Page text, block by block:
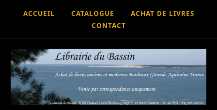
ACCUEIL CATALOGUE
ACHAT DE LIVRES
CONTACT